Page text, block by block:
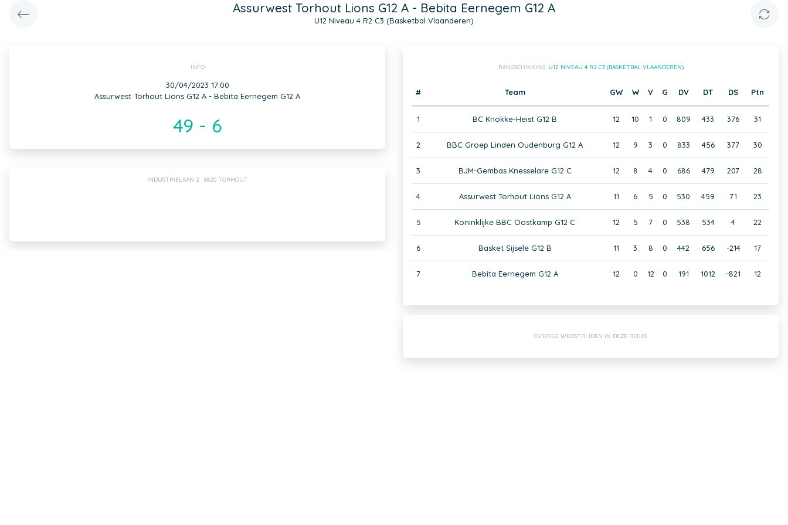
Assurwest Torhout Lions G12 A - Bebita Eernegem G12 A
U12 Niveau 4 R2 C3 (Basketbal Vlaanderen)
INFO
30/04/2023 17:00
Assurwest Torhout Lions G12 A - Bebita Eernegem G12 A
49 - 6
INDUSTRIELAAN 2 , 8820 TORHOUT
RANGSCHIKKING: U12 NIVEAU 4 R2 C3 (BASKETBAL VLAANDEREN)
# Team GW W V G DV DT DS Ptn
1 BC Knokke-Heist G12 B 12 10 1 0 809 433 376 31
2 BBC Groep Linden Oudenburg G12 A 12 9 3 0 833 456 377 30
3 BJM-Gembas Knesselare G12 C 12 8 4 0 686 479 207 28
4 Assurwest Torhout Lions G12 A 11 6 5 0 530 459 71 23
5 Koninklijke BBC Oostkamp G12 C 12 5 7 0 538 534 4 22
6 Basket Sijsele G12 B 11 3 8 0 442 656 -214 17
7 Bebita Eernegem G12 A 12 0 12 0 191 1012 -821 12
OVERIGE WEDSTRIJDEN IN DEZE REEKS